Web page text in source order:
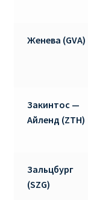
Женева (GVA)
Закинтос —
Айленд (ZTH)
Зальцбург
(SZG)